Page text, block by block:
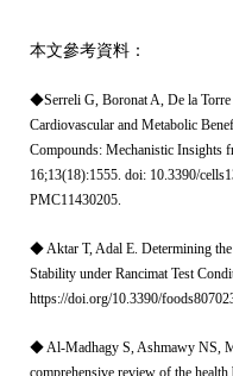
本文參考資料：
◆Serreli G, Boronat A, De la
Cardiovascular and Metabolic
Compounds: Mechanistic Insights
16;13(18):1555. doi: 10.3390/
PMC11430205.
◆ Aktar T, Adal E. Determining
Stability under Rancimat Test
https://doi.org/10.3390/
◆ Al-Madhagy S, Ashmawy NS,
comprehensive review of the